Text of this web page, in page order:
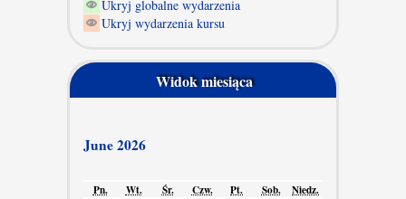
Ukryj globalne wydarzenia
Ukryj wydarzenia kursu
Widok miesiąca
June 2026
Pn. Wt. Śr. Czw. Pt. Sob. Niedz.